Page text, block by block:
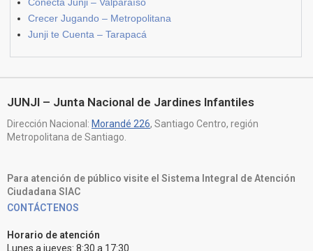
Crecer Jugando – Metropolitana
Junji te Cuenta – Tarapacá
JUNJI – Junta Nacional de Jardines Infantiles
Dirección Nacional: Morandé 226, Santiago Centro, región
Metropolitana de Santiago.
Para atención de público visite el Sistema Integral de Atención
Ciudadana SIAC
CONTÁCTENOS
Horario de atención
Lunes a jueves: 8:30 a 17:30